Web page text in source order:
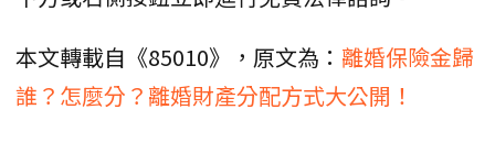
本文轉載自《85010》，原文為： 離婚保險金歸
誰？怎麼分？離婚財產分配方式大公開！